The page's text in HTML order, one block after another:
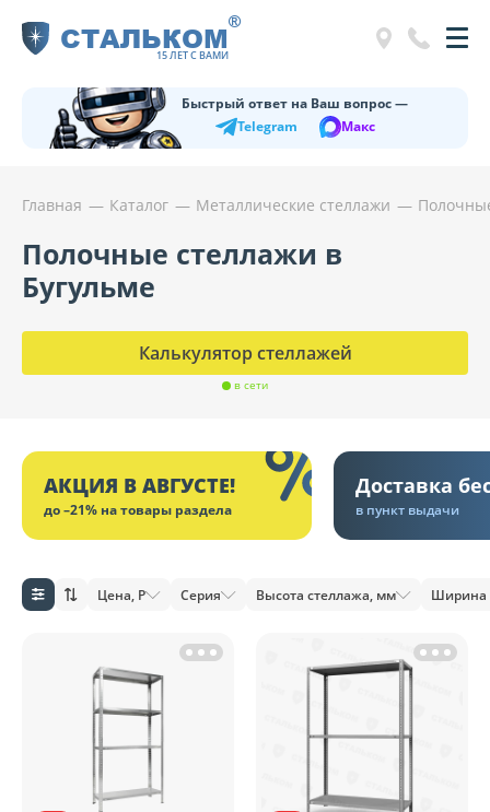
СТАЛЬКОМ
15 ЛЕТ С ВАМИ
®
Быстрый ответ на Ваш вопрос —
Telegram
Макс
Главная Каталог Металлические стеллажи
Полочные стеллажи в
Бугульме
Калькулятор стеллажей
в сети
АКЦИЯ В АВГУСТЕ!
до –21% на товары раздела
Доставка
в пункт выдачи
Цена, Р Серия Высота стеллажа, мм Ширина